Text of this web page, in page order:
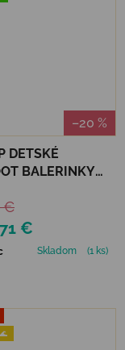
–20 %
DETSKÉ
BALERINKY
€
€
Skladom
(1 ks)